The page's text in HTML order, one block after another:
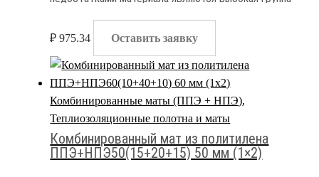
₽ 975.34 Оставить заявку
Комбинированные маты (ППЭ + НПЭ),
Теплиозоляционные полотна и маты
Комбинированный мат из политилена
ППЭ+НПЭ50(15+20+15) 50 мм (1×2)